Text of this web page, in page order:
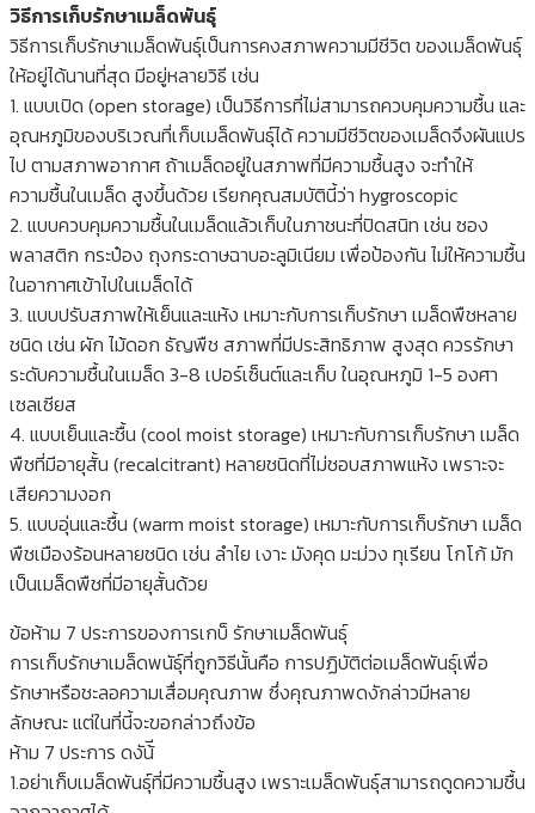
วิธีการเก็บรักษาเมล็ดพันธุ์
วิธีการเก็บรักษาเมล็ดพันธุ์เป็นการคงสภาพความมีชีวิต ของเมล็ดพันธุ์
ให้อยู่ได้นานที่สุด มีอยู่หลายวิธี เช่น
1. แบบเปิด (open storage) เป็นวิธีการที่ไม่สามารถควบคุมความชื้น และ
อุณหภูมิของบริเวณที่เก็บเมล็ดพันธุ์ได้ ความมีชีวิตของเมล็ดจึงผันแปร
ไป ตามสภาพอากาศ ถ้าเมล็ดอยู่ในสภาพที่มีความชื้นสูง จะทำให้
ความชื้นในเมล็ด สูงขึ้นด้วย เรียกคุณสมบัตินี้ว่า hygroscopic
2. แบบควบคุมความชื้นในเมล็ดแล้วเก็บในภาชนะที่ปิดสนิท เช่น ซอง
พลาสติก กระป๋อง ถุงกระดาษฉาบอะลูมิเนียม เพื่อป้องกัน ไม่ให้ความชื้น
ในอากาศเข้าไปในเมล็ดได้
3. แบบปรับสภาพให้เย็นและแห้ง เหมาะกับการเก็บรักษา เมล็ดพืชหลาย
ชนิด เช่น ผัก ไม้ดอก ธัญพืช สภาพที่มีประสิทธิภาพ สูงสุด ควรรักษา
ระดับความชื้นในเมล็ด 3-8 เปอร์เซ็นต์และเก็บ ในอุณหภูมิ 1-5 องศา
เซลเซียส
4. แบบเย็นและชื้น (cool moist storage) เหมาะกับการเก็บรักษา เมล็ด
พืชที่มีอายุสั้น (recalcitrant) หลายชนิดที่ไม่ชอบสภาพแห้ง เพราะจะ
เสียความงอก
5. แบบอุ่นและชื้น (warm moist storage) เหมาะกับการเก็บรักษา เมล็ด
พืชเมืองร้อนหลายชนิด เช่น ลำไย เงาะ มังคุด มะม่วง ทุเรียน โกโก้ มัก
เป็นเมล็ดพืชที่มีอายุสั้นด้วย
ข้อห้าม 7 ประการของการเกบ็ รักษาเมล็ดพันธุ์
การเก็บรักษาเมล็ดพนัธุ์ที่ถูกวิธีนั้นคือ การปฏิบัติต่อเมล็ดพันธุ์เพื่อ
รักษาหรือชะลอความเสื่อมคุณภาพ ซึ่งคุณภาพดงักล่าวมีหลาย
ลักษณะ แต่ในที่นี้จะขอกล่าวถึงข้อ
ห้าม 7 ประการ ดงัน้ี
1.อย่าเก็บเมล็ดพันธุ์ที่มีความชื้นสูง เพราะเมล็ดพันธุ์สามารถดูดความชื้น